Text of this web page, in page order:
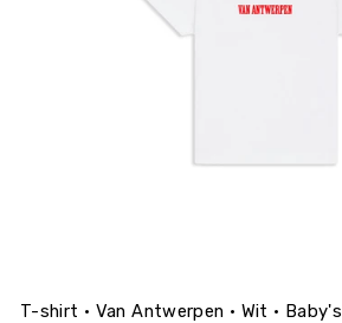
T-shirt • Van Antwerpen • Wit • Baby's